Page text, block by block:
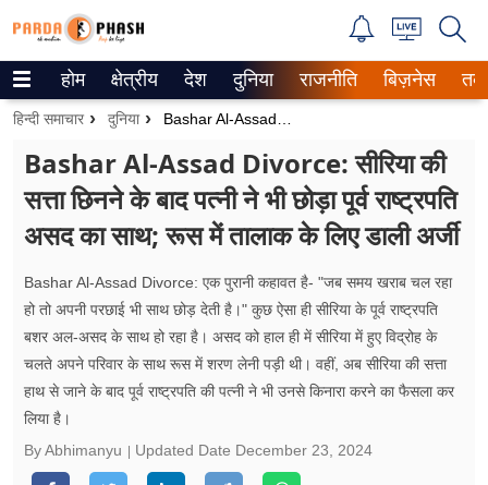
Trending on Google News
वेब स्टोरीज
उत्तर प्रदेश
गैलरी
वीडियो
रिलेशनशिप
जीवन मंत्रा
होम क्षेत्रीय देश दुनिया राजनीति बिज़नेस
हिन्दी समाचार दुनिया
Bashar Al-Assad Divorce: सीरिया की
सत्ता छिनने के बाद पत्नी ने भी छोड़ा पूर्व राष्ट्रपति
असद का साथ; रूस में तालाक के लिए डाली अर्जी
Bashar Al-Assad Divorce: एक पुरानी कहावत है- "जब समय खराब चल रहा
हो तो अपनी परछाई भी साथ छोड़ देती है।" कुछ ऐसा ही सीरिया के पूर्व राष्ट्रपति
बशर अल-असद के साथ हो रहा है। असद को हाल ही में सीरिया में हुए विद्रोह के
चलते अपने परिवार के साथ रूस में शरण लेनी पड़ी थी। वहीं, अब सीरिया की सत्ता
हाथ से जाने के बाद पूर्व राष्ट्रपति की पत्नी ने भी उनसे किनारा करने का फैसला कर
लिया है।
By Abhimanyu
Updated Date December 23, 2024